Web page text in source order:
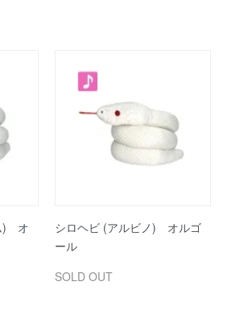
) オ
シロヘビ (アルビノ) オルゴ
ール
SOLD OUT